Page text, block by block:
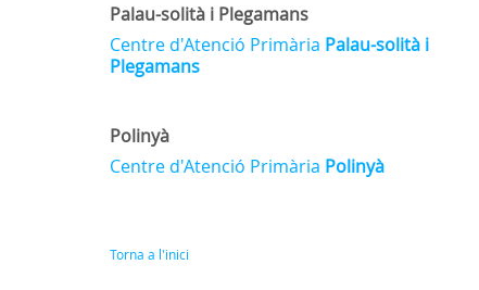
Palau-solità i Plegamans
Centre d'Atenció Primària Palau-solità i
Plegamans
Polinyà
Centre d'Atenció Primària Polinyà
Torna a l'inici